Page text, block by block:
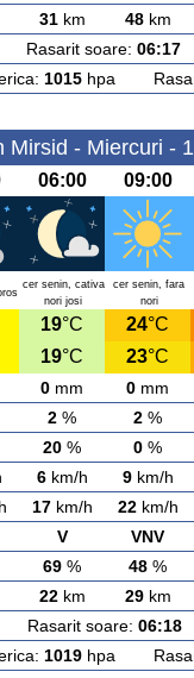
31km 48km
soare: 06:17
1015hpa
Mirsid - Miercuri -
06:00 09:00
cer senin, cativa
nori josi
cer senin, fara
nori
19°C 24°C
19°C 23°C
0 mm 0 mm
2 % 2 %
20 % 0 %
6km/h 9km/h
17km/h 22km/h
V VNV
69 % 48 %
22km 29km
soare: 06:18
1019hpa